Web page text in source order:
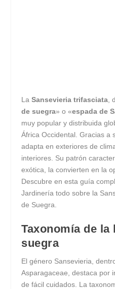
LaSansevieria trifasciata
de suegra» o «espada de
muy popular y distribuida
África Occidental. Gracias a
adapta en exteriores de
interiores. Su patrón
exótica, la convierten en la
Descubre en esta guía
Jardinería todo sobre la
de Suegra.
Taxonomía de la
suegra
El género Sansevieria,
Asparagaceae, destaca por
de fácil cuidados. La